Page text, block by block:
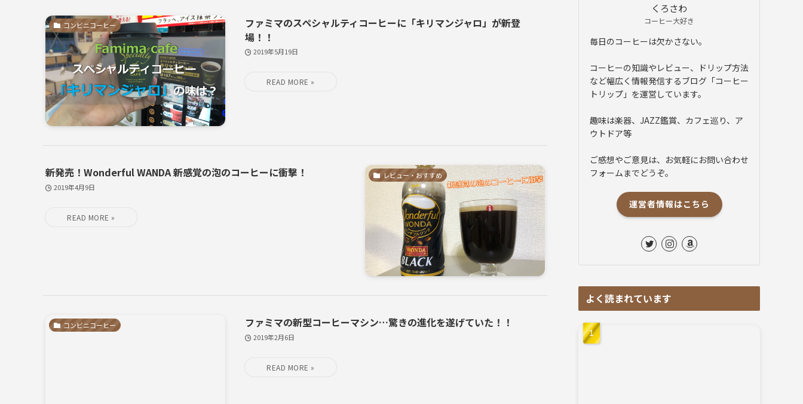
コンビニコーヒー
ファミマのスペシャルティコーヒーに「キリマンジャロ」が新登
場！！
2019年5月19日
レビュー・おすすめ
新発売！Wonderful WANDA 新感覚の泡のコーヒーに衝撃！
2019年4月9日
コンビニコーヒー ファミマの新型コーヒーマシン…驚きの進化を遂げていた！！
2019年2月6日
くろさわ
コーヒー大好き
毎日のコーヒーは欠かさない。
コーヒーの知識やレビュー、ドリップ方法
など幅広く情報発信するブログ「コーヒー
トリップ」を運営しています。
趣味は楽器、JAZZ鑑賞、カフェ巡り、ア
ウトドア等
ご感想やご意見は、お気軽にお問い合わせ
フォームまでどうぞ。
運営者情報はこちら
よく読まれています